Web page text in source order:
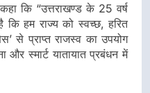
कि “उत्तराखण्ड के 25 वर्ष
कि हम राज्य को स्वच्छ, हरित
से प्राप्त राजस्व का उपयोग
और स्मार्ट यातायात प्रबंधन में